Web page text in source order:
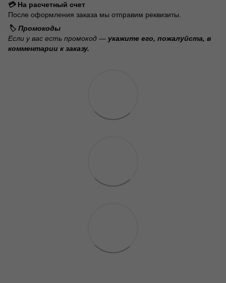
💳 На расчетный счет
После оформления заказа мы отправим реквизиты.
🏷️ Промокоды
Если у вас есть промокод — укажите его, пожалуйста, в
комментарии к заказу.